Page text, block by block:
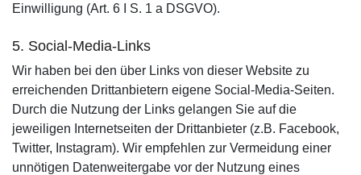
Einwilligung (Art. 6 I S. 1 a DSGVO).
5. Social-Media-Links
Wir haben bei den über Links von dieser Website zu
erreichenden Drittanbietern eigene Social-Media-Seiten.
Durch die Nutzung der Links gelangen Sie auf die
jeweiligen Internetseiten der Drittanbieter (z.B. Facebook,
Twitter, Instagram). Wir empfehlen zur Vermeidung einer
unnötigen Datenweitergabe vor der Nutzung eines